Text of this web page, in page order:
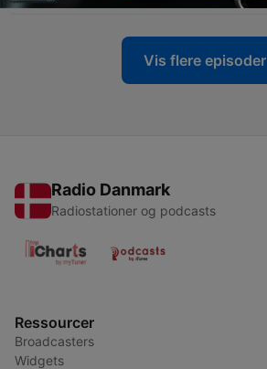
Vis flere episoder
Radio Danmark
Radiostationer og podcasts
Ressourcer
Broadcasters
Widgets